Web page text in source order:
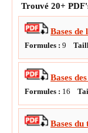
Trouvé 20+
Bases de
Formules : 9
Bases
Formules : 16
Bases